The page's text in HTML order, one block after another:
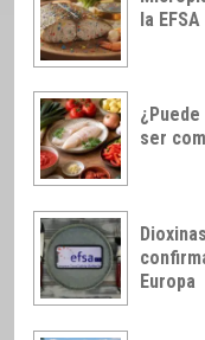
la
ser
Europa